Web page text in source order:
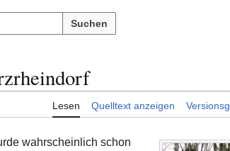
Suchen
Lesen Quelltext anzeigen
wahrscheinlich schon